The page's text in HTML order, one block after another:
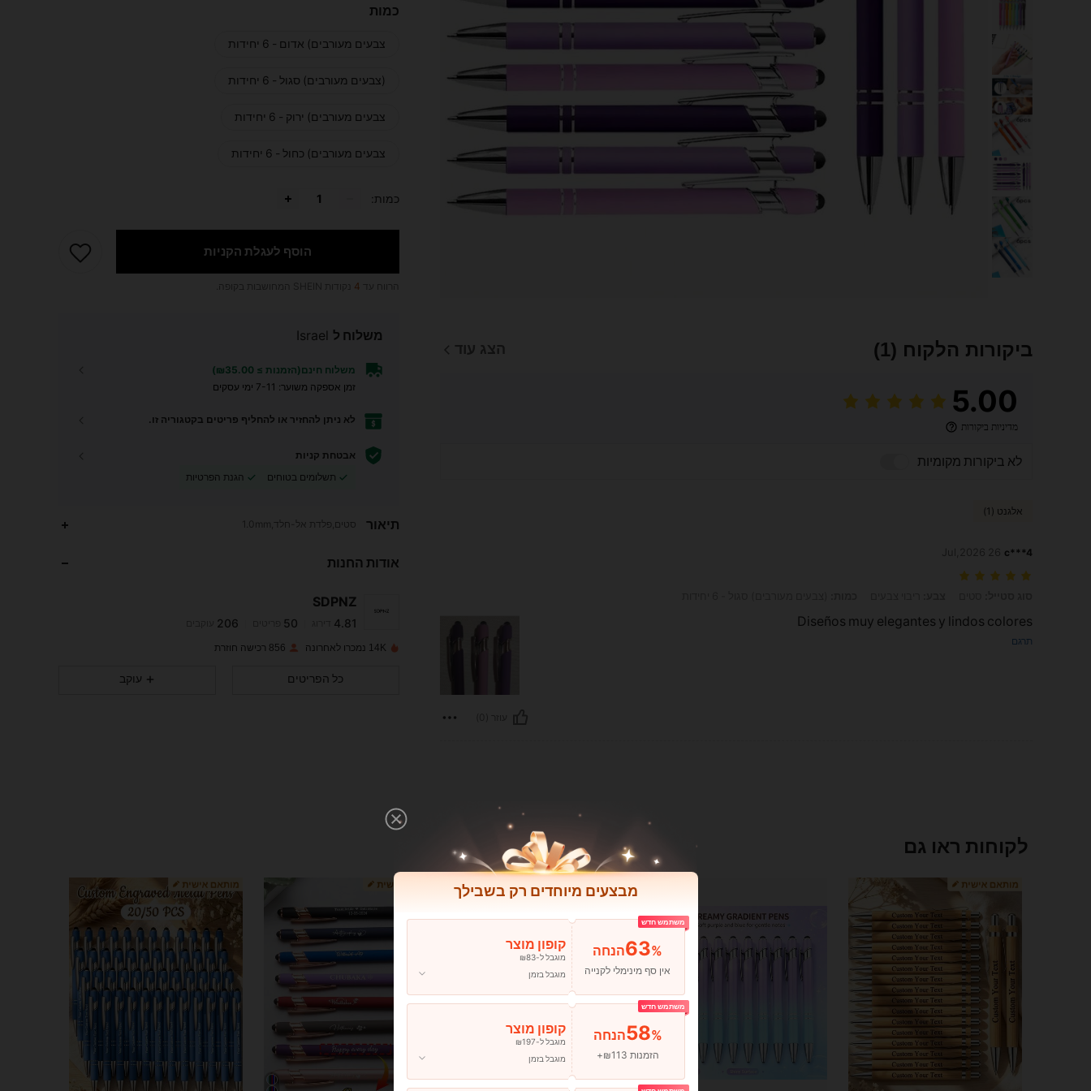
ביקורות הלקוח (1) הצג עוד
5.00
מדיניות ביקורות
לא ביקורות מקומיות
אלגנט (1)
c***4
Diseños muy elegantes y lindos colores
תרגם
כמות
צבעים מעורבים) אדום - 6 יחידות
(צבעים מעורבים) סגול - 6 יחידות
צבעים מעורבים) ירוק - 6 יחידות
צבעים מעורבים) כחול - 6 יחידות
כמות:
הוסף לעגלת הקניות
4
משלוח ל Israel
משלוח חינם(הזמנות ≥ ₪35.00)
זמן אספקה ​​משוער: 7-11 ימי עסקים
לא ניתן להחזיר או להחליף פריטים בקטגוריה זו.
אבטחת קניות
תשלומים בטוחים
הגנת הפרטיות
תיאור סטים,פלדת אל-חלד,1.0mm
אודות החנות
SDPNZ
4.81
50
4.81
4.81
50
206
4.81
50
206
4.81
50
206
14K נמכרו לאחרונה 856 רכישה חוזרת
כל הפריטים עוקב
לקוחות ראו גם
מבצעים מיוחדים רק בשבילך
משתמש חדש
63%הנחה
אין סף מינימלי לקנייה
קופון מוצר
מוגבל ל-₪83
מוגבל בזמן
משתמש חדש
58%הנחה
הזמנות ₪113+
קופון מוצר
מוגבל ל-₪197
מוגבל בזמן